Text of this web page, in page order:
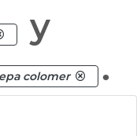
y
colomer .